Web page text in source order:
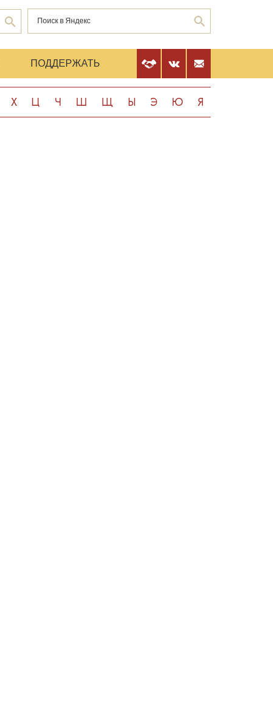
ПОДДЕРЖАТЬ
Х Ц Ч Ш Щ Ы Э Ю Я